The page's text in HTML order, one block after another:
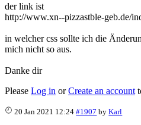
der link ist
http://www.xn--pizzastble-geb.de/
in welcher css sollte ich die
mich nicht so aus.
Danke dir
Please Log in orCreate an account
20 Jan 2021 12:24 #1907 byKarl